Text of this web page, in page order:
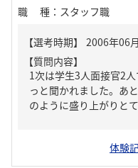
職種 ： スタッフ職
【質問内容】
1次は学生3人面接官2
っと聞かれました。あ
のように盛り上がりと
体験